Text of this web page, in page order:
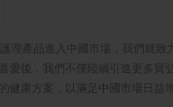
理產品進入中國市場，我們就
愛後，我們不僅陸續引進更多
健康方案，以滿足中國市場日益